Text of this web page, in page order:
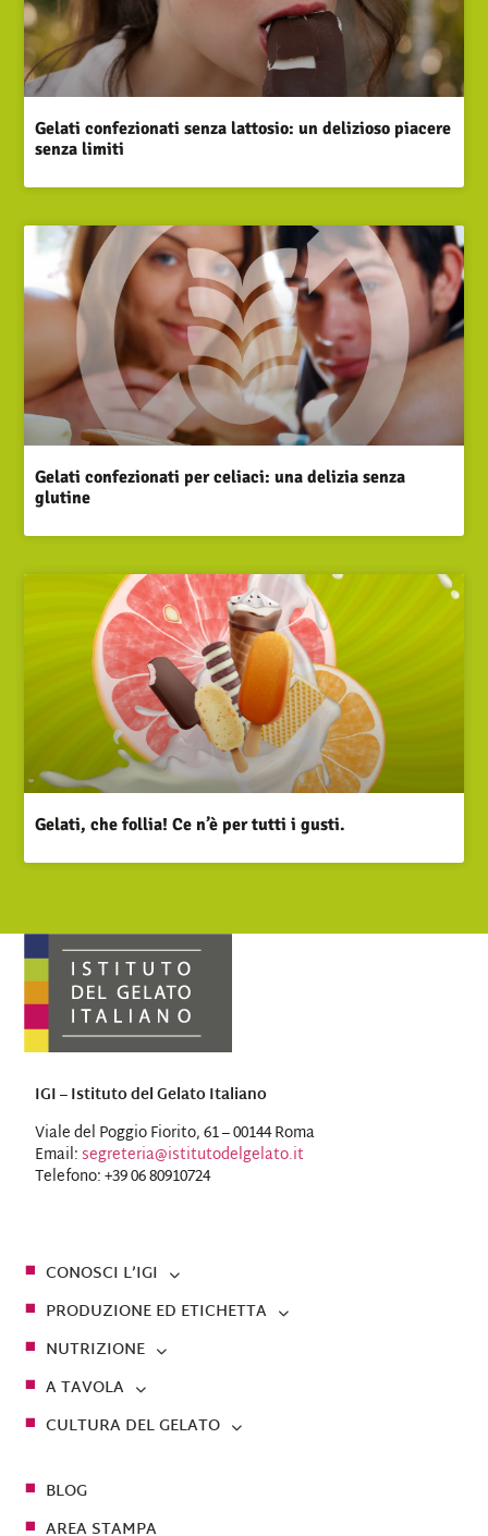
Gelati confezionati senza lattosio: un delizioso piacere
senza limiti
Gelati confezionati per celiaci: una delizia senza
glutine
Gelati, che follia! Ce n’è per tutti i gusti.
IGI – Istituto del Gelato Italiano
Viale del Poggio Fiorito, 61 – 00144 Roma
Email:segreteria@istitutodelgelato.it
Telefono: +39 06 80910724
CONOSCI L’IGI
PRODUZIONE ED ETICHETTA
NUTRIZIONE
A TAVOLA
CULTURA DEL GELATO
BLOG